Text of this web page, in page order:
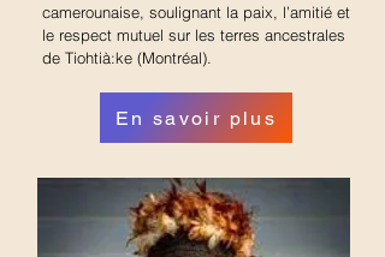
camerounaise, soulignant la paix, l’amitié et
le respect mutuel sur les terres ancestrales
de Tiohtià:ke (Montréal).
En savoir plus